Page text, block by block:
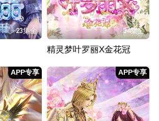
23集全 34集全
精灵梦叶罗丽X金花冠
APP专享 APP专享